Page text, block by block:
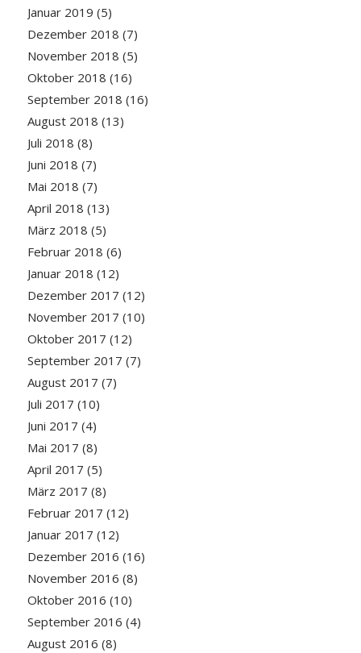
Januar 2019 (5)
Dezember 2018 (7)
November 2018 (5)
Oktober 2018 (16)
September 2018 (16)
August 2018 (13)
Juli 2018 (8)
Juni 2018 (7)
Mai 2018 (7)
April 2018 (13)
März 2018 (5)
Februar 2018 (6)
Januar 2018 (12)
Dezember 2017 (12)
November 2017 (10)
Oktober 2017 (12)
September 2017 (7)
August 2017 (7)
Juli 2017 (10)
Juni 2017 (4)
Mai 2017 (8)
April 2017 (5)
März 2017 (8)
Februar 2017 (12)
Januar 2017 (12)
Dezember 2016 (16)
November 2016 (8)
Oktober 2016 (10)
September 2016 (4)
August 2016 (8)